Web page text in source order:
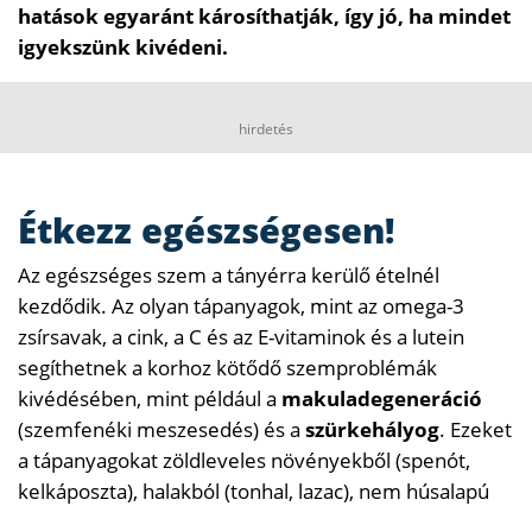
hatások egyaránt károsíthatják, így jó, ha mindet
igyekszünk kivédeni.
hirdetés
Étkezz egészségesen!
Az egészséges szem a tányérra kerülő ételnél
kezdődik. Az olyan tápanyagok, mint az omega-3
zsírsavak, a cink, a C és az E-vitaminok és a lutein
segíthetnek a korhoz kötődő szemproblémák
kivédésében, mint például a makuladegeneráció
(szemfenéki meszesedés) és a szürkehályog. Ezeket
a tápanyagokat zöldleveles növényekből (spenót,
kelkáposzta), halakból (tonhal, lazac), nem húsalapú